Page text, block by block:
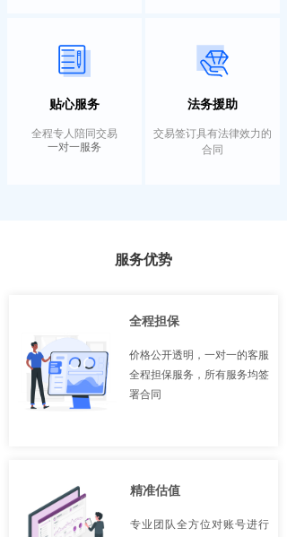
服务优势
精准估值
专业团队全方位对账号进行
全程担保
价格公开透明，一对一的客服
全程担保服务，所有服务均签
署合同
贴心服务
全程专人陪同交易
一对一服务
交易签订具有法律效力的
合同
法务援助